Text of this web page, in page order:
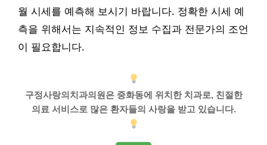
월 시세를 예측해 보시기 바랍니다. 정확한 시세 예
측을 위해서는 지속적인 정보 수집과 전문가의 조언
이 필요합니다.
구정사랑의치과의원은 중화동에 위치한 치과로, 친절한
의료 서비스로 많은 환자들의 사랑을 받고 있습니다.